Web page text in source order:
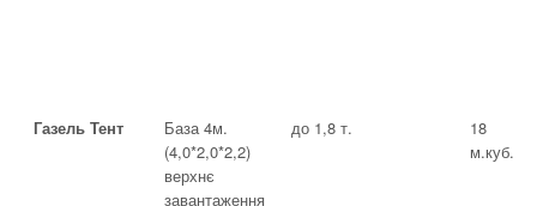
Газель Тент
База 4м.
(4,0*2,0*2,2)
верхнє
завантаження
до 1,8 т.
18
м.куб.